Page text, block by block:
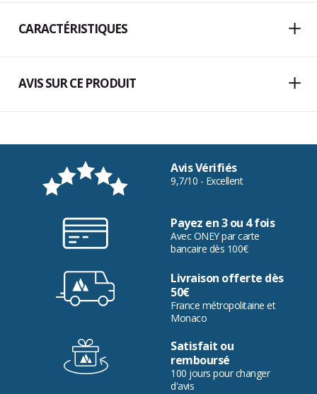
CARACTÉRISTIQUES
AVIS SUR CE PRODUIT
Avis Vérifiés
9,7/10 - Excellent
Payez en 3 ou 4 fois
Avec ONEY par carte
bancaire dès 100€
Livraison offerte dès
50€
France métropolitaine et
Monaco
Satisfait ou
remboursé
100 jours pour changer
d'avis